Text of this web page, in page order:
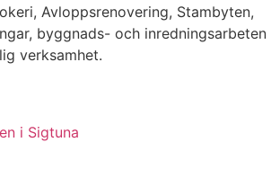
Avloppsrenovering, Stambyten,
byggnads- och inredningsarbeten
verksamhet.
i Sigtuna